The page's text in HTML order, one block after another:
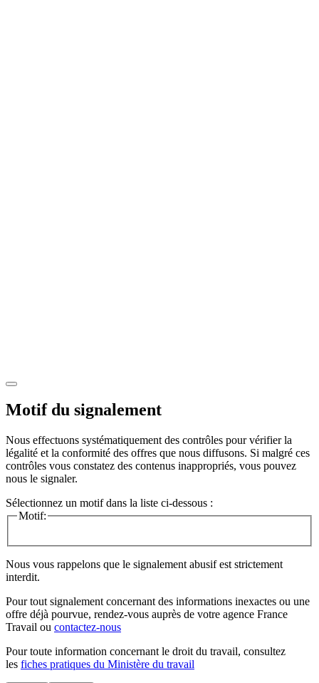
Motif du signalement
Nous effectuons systématiquement des contrôles pour vérifier la
légalité et la conformité des offres que nous diffusons. Si malgré ces
contrôles vous constatez des contenus inappropriés, vous pouvez
nous le signaler.
Sélectionnez un motif dans la liste ci-dessous :
Motif:
Nous vous rappelons que le signalement abusif est strictement
interdit.
Pour tout signalement concernant des informations inexactes ou une
offre déjà pourvue, rendez-vous auprès de votre agence France
Travail ou contactez-nous
Pour toute information concernant le droit du travail, consultez
les fiches pratiques du Ministère du travail